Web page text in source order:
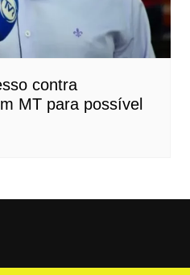
contra
MT para possível